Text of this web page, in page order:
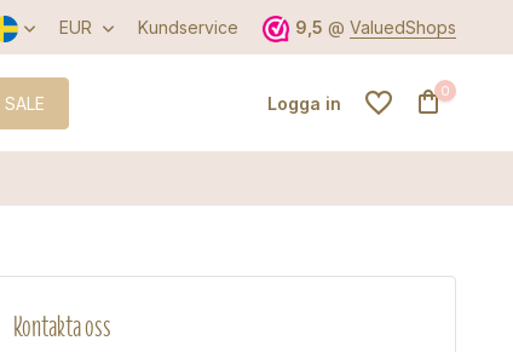
EUR Kundservice 9,5 @ ValuedShops
SALE Logga in
0
Kontakta oss